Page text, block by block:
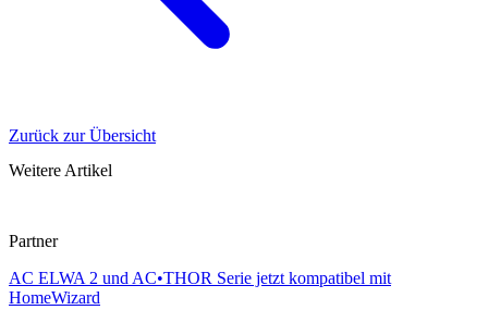
Zurück zur Übersicht
Weitere Artikel
Partner
AC ELWA 2 und AC•THOR Serie jetzt kompatibel mit
HomeWizard